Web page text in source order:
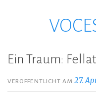
Ein Traum:
VERÖFFENTLICHT AM27.